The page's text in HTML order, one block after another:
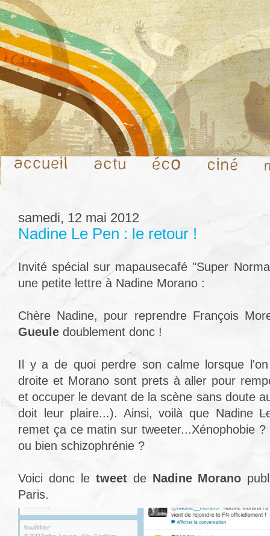
samedi, 12 mai 2012
Nadine Le Pen : le retour !
Invité spécial sur mapausecafé "Super
une petite lettre à Nadine Morano :
Chère Nadine, pour reprendre François
Gueule doublement donc !
Il y a de quoi perdre son calme lorsque
droite et Morano sont prets à aller pour
et occuper le devant de la scène sans doute
doit leur plaire...). Ainsi, voilà que Nadine
remet ça ce matin sur tweeter...Xénophobie
ou bien schizophrénie ?
Voici donc le tweetde Nadine Morano
Paris.